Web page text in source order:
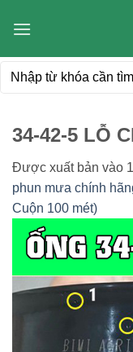
qua
dung
Tìm
34-42-5 LỖ
Được xuất bản vào
phun mưa chính
Cuộn 100 mét)